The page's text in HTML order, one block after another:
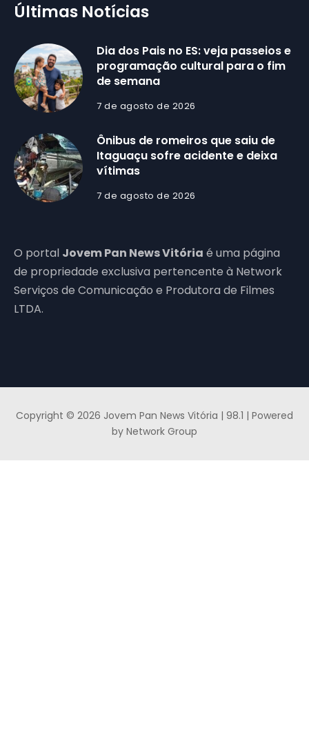
Últimas Notícias
Dia dos Pais no ES: veja passeios e
programação cultural para o fim
de semana
7 de agosto de 2026
Ônibus de romeiros que saiu de
Itaguaçu sofre acidente e deixa
vítimas
7 de agosto de 2026
O portal Jovem Pan News Vitória é uma página
de propriedade exclusiva pertencente à Network
Serviços de Comunicação e Produtora de Filmes
LTDA.
Copyright © 2026 Jovem Pan News Vitória | 98.1 | Powered
by Network Group